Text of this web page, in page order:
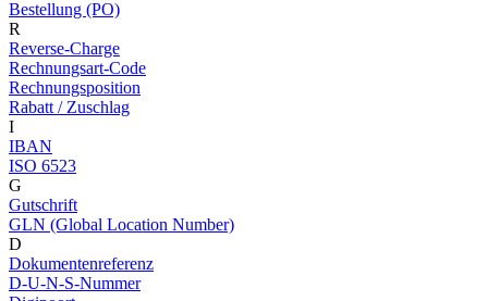
Bestellung (PO)
R
Reverse-Charge
Rechnungsart-Code
Rechnungsposition
Rabatt / Zuschlag
I
IBAN
ISO 6523
G
Gutschrift
GLN (Global Location Number)
D
Dokumentenreferenz
D-U-N-S-Nummer